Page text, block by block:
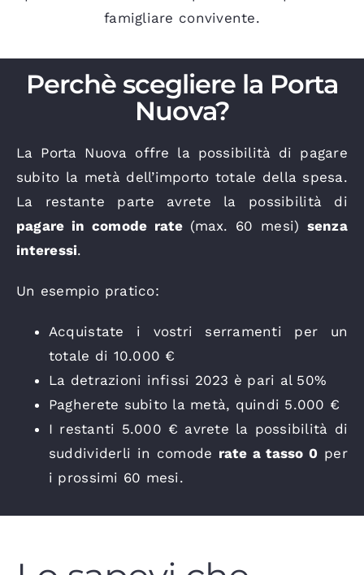
famigliare convivente.
Perchè scegliere la Porta
Nuova?
La Porta Nuova offre la possibilità di pagare
subito la metà dell’importo totale della spesa.
La restante parte avrete la possibilità di
pagare in comode rate(max. 60 mesi) senza
interessi.
Un esempio pratico:
Acquistate i vostri serramenti per un
totale di 10.000 €
La detrazioni infissi 2023 è pari al 50%
Pagherete subito la metà, quindi 5.000 €
I restanti 5.000 € avrete la possibilità di
suddividerli in comode rate a tasso 0 per
i prossimi 60 mesi.